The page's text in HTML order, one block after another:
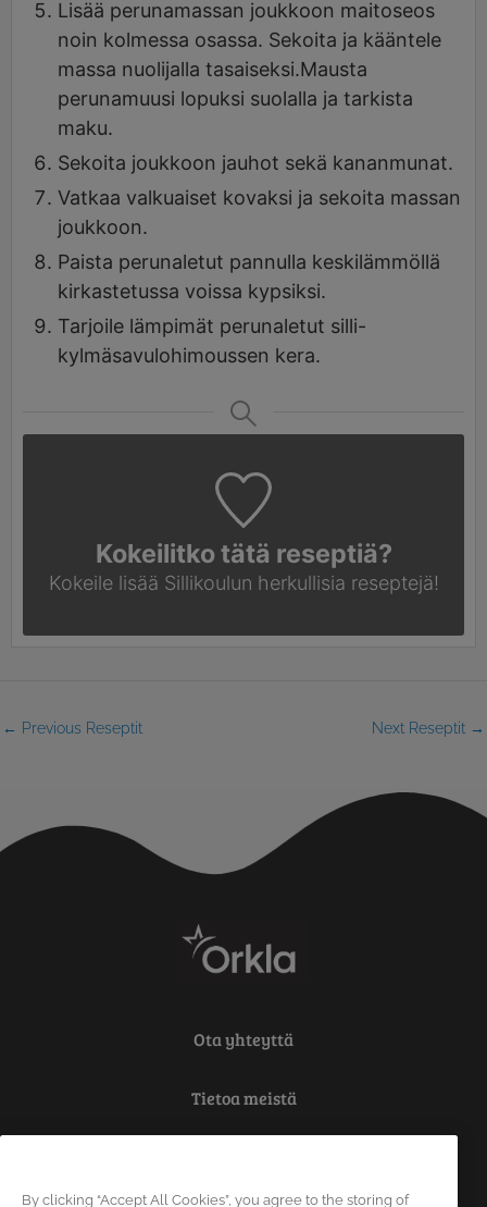
Lisää perunamassan joukkoon maitoseos
noin kolmessa osassa. Sekoita ja kääntele
massa nuolijalla tasaiseksi.Mausta
perunamuusi lopuksi suolalla ja tarkista
maku.
Sekoita joukkoon jauhot sekä kananmunat.
Vatkaa valkuaiset kovaksi ja sekoita massan
joukkoon.
Paista perunaletut pannulla keskilämmöllä
kirkastetussa voissa kypsiksi.
Tarjoile lämpimät perunaletut silli-
kylmäsavulohimoussen kera.
Kokeilitko tätä reseptiä?
Kokeile lisää Sillikoulun herkullisia reseptejä!
← Previous Reseptit Next Reseptit →
Ota yhteyttä
Tietoa meistä
By clicking “Accept All Cookies”, you agree to the storing of